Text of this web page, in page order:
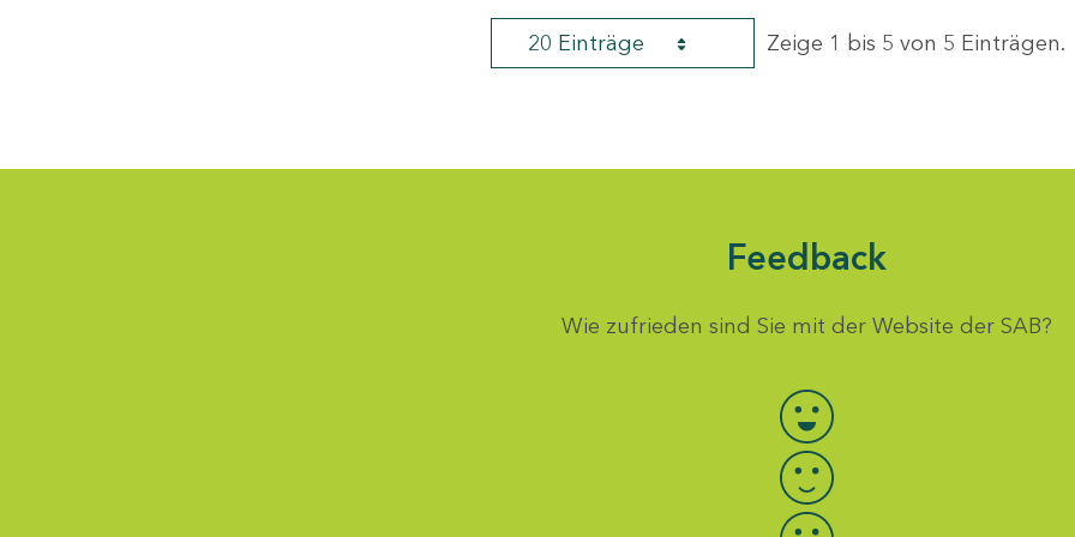
20 Einträge Zeige 1 bis 5 von 5 Einträgen.
Feedback
Wie zufrieden sind Sie mit der Website der SAB?
Bewertung auswählen